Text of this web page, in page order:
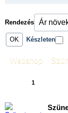
Rendezés
Készleten
Webshop
1